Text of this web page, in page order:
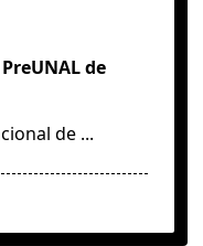
de
de ...